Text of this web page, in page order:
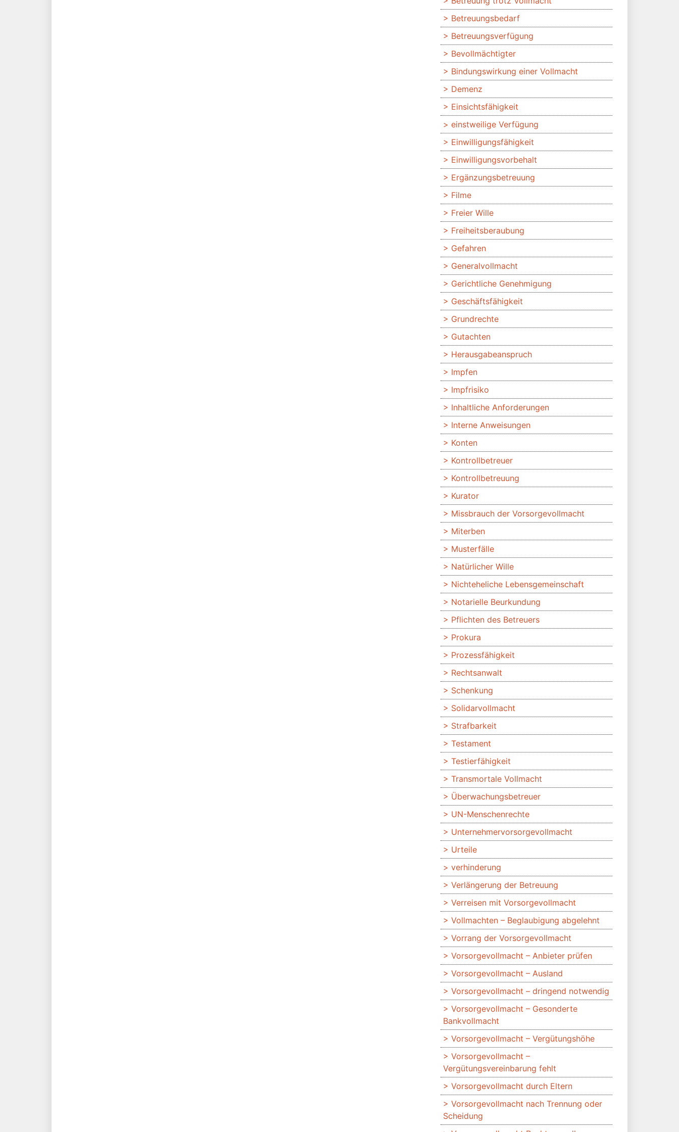
Betreuungsbedarf
Betreuungsverfügung
Bevollmächtigter
Bindungswirkung einer Vollmacht
Demenz
Einsichtsfähigkeit
einstweilige Verfügung
Einwilligungsfähigkeit
Einwilligungsvorbehalt
Ergänzungsbetreuung
Filme
Freier Wille
Freiheitsberaubung
Gefahren
Generalvollmacht
Gerichtliche Genehmigung
Geschäftsfähigkeit
Grundrechte
Gutachten
Herausgabeanspruch
Impfen
Impfrisiko
Inhaltliche Anforderungen
Interne Anweisungen
Konten
Kontrollbetreuer
Kontrollbetreuung
Kurator
Missbrauch der Vorsorgevollmacht
Miterben
Musterfälle
Natürlicher Wille
Nichteheliche Lebensgemeinschaft
Notarielle Beurkundung
Pflichten des Betreuers
Prokura
Prozessfähigkeit
Rechtsanwalt
Schenkung
Solidarvollmacht
Strafbarkeit
Testament
Testierfähigkeit
Transmortale Vollmacht
Überwachungsbetreuer
UN-Menschenrechte
Unternehmervorsorgevollmacht
Urteile
verhinderung
Verlängerung der Betreuung
Verreisen mit Vorsorgevollmacht
Vollmachten – Beglaubigung abgelehnt
Vorrang der Vorsorgevollmacht
Vorsorgevollmacht – Anbieter prüfen
Vorsorgevollmacht – Ausland
Vorsorgevollmacht – dringend notwendig
Vorsorgevollmacht – Gesonderte
Bankvollmacht
Vorsorgevollmacht – Vergütungshöhe
Vorsorgevollmacht –
Vergütungsvereinbarung fehlt
Vorsorgevollmacht durch Eltern
Vorsorgevollmacht nach Trennung oder
Scheidung